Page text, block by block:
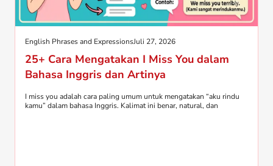
English Phrases and ExpressionsJuli 27, 2026
25+ Cara Mengatakan I Miss You dalam
Bahasa Inggris dan Artinya
I miss you adalah cara paling umum untuk mengatakan “aku rindu
kamu” dalam bahasa Inggris. Kalimat ini benar, natural, dan